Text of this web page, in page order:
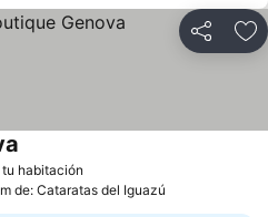
Compartir
habitación
de: Cataratas del Iguazú